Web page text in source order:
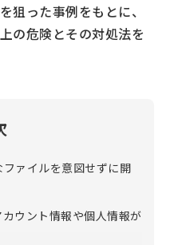
狙った事例をもとに、
の危険とその対処法を
ァイルを意図せずに開
ウント情報や個人情報が